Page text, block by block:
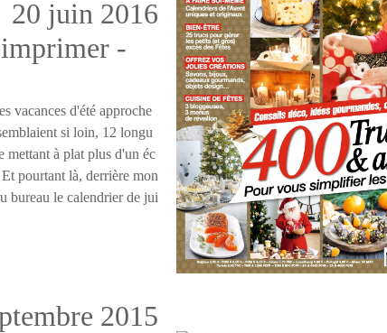
20 juin 2016
-
vacances d'été approche
si loin, 12 longu
mettant à plat plus d'un éc
pourtant là, derrière mon
bureau le calendrier de jui
2015